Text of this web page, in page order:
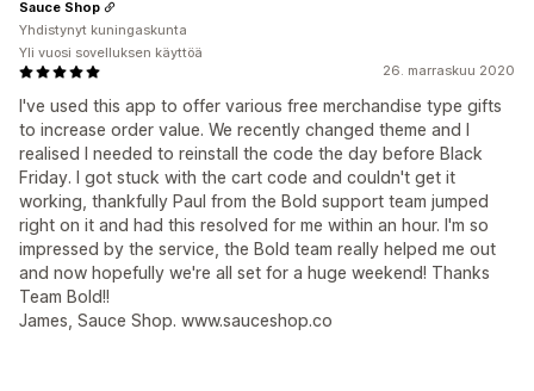
26. marraskuu 2020
I've used this app to offer various free merchandise type gifts
to increase order value. We recently changed theme and I
realised I needed to reinstall the code the day before Black
Friday. I got stuck with the cart code and couldn't get it
working, thankfully Paul from the Bold support team jumped
right on it and had this resolved for me within an hour. I'm so
impressed by the service, the Bold team really helped me out
and now hopefully we're all set for a huge weekend! Thanks
Team Bold!!
James, Sauce Shop. www.sauceshop.co
Sauce Shop
Yhdistynyt kuningaskunta
Yli vuosi sovelluksen käyttöä